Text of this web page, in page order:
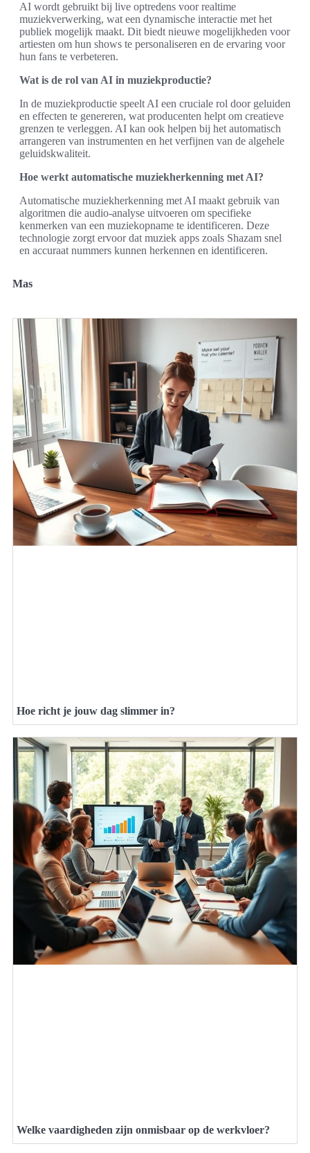
AI wordt gebruikt bij live optredens voor realtime
muziekverwerking, wat een dynamische interactie met het
publiek mogelijk maakt. Dit biedt nieuwe mogelijkheden voor
artiesten om hun shows te personaliseren en de ervaring voor
hun fans te verbeteren.
Wat is de rol van AI in muziekproductie?
In de muziekproductie speelt AI een cruciale rol door geluiden
en effecten te genereren, wat producenten helpt om creatieve
grenzen te verleggen. AI kan ook helpen bij het automatisch
arrangeren van instrumenten en het verfijnen van de algehele
geluidskwaliteit.
Hoe werkt automatische muziekherkenning met AI?
Automatische muziekherkenning met AI maakt gebruik van
algoritmen die audio-analyse uitvoeren om specifieke
kenmerken van een muziekopname te identificeren. Deze
technologie zorgt ervoor dat muziek apps zoals Shazam snel
en accuraat nummers kunnen herkennen en identificeren.
Mas
Hoe richt je jouw dag slimmer in?
Welke vaardigheden zijn onmisbaar op de werkvloer?